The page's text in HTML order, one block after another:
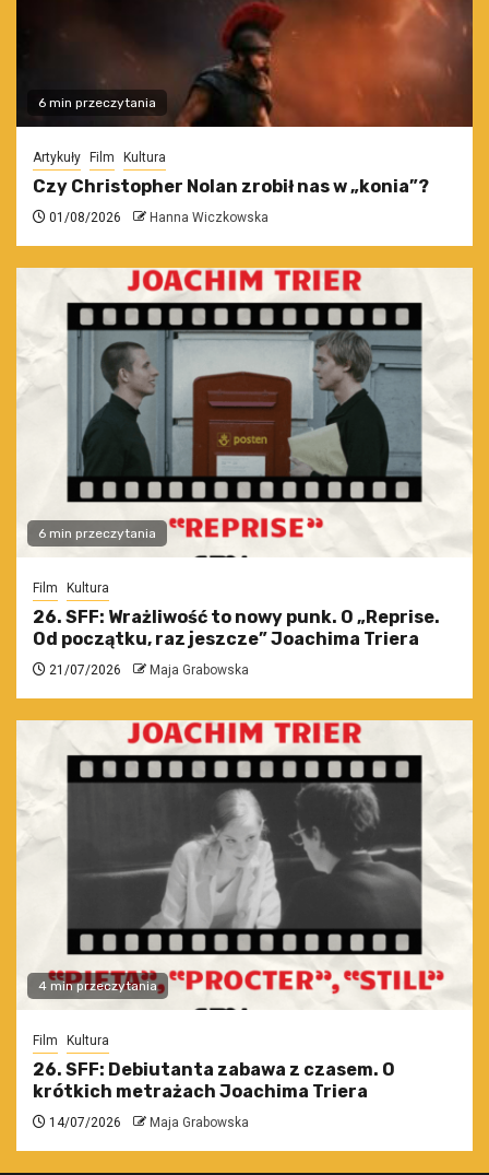
6 min przeczytania
Artykuły Film Kultura
Czy Christopher Nolan zrobił nas w „konia”?
01/08/2026 Hanna Wiczkowska
6 min przeczytania
Film Kultura
26. SFF: Wrażliwość to nowy punk. O „Reprise.
Od początku, raz jeszcze” Joachima Triera
21/07/2026 Maja Grabowska
4 min przeczytania
Film Kultura
26. SFF: Debiutanta zabawa z czasem. O
krótkich metrażach Joachima Triera
14/07/2026 Maja Grabowska